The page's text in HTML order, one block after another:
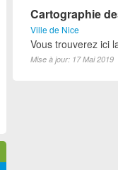
Cartographie
Ville de Nice
Vous trouverez ici
Mise à jour: 17 Mai 2019